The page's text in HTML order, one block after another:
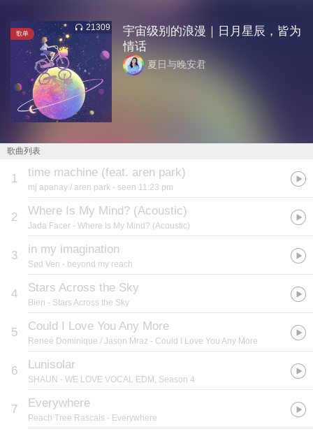
歌单
21309
宇宙级别的浪漫｜日月星辰，皆为
情话
夏日与晚安君
歌曲列表
1 time machine (feat. aren park)
mj apanay / aren park - seen 11:23 pm
2 Where Is My Mind? (Acoustic)
Jada Facer - Where Is My Mind? (Acoustic)
3 in my imagination
Sød Ven - beyond my reach
4 Stars Across the Sky
Bien - Stars Across the Sky
5 Could I Love You Any More
Reneé Dominique / Jason Mraz - Could I Love You Any More
6 Lunisolar
SHAUN - WE LOVE VOCAL EDM, Season 4
7 Everywhere
Peach Tree Rascals - Everywhere